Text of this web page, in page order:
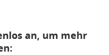
an, um mehr